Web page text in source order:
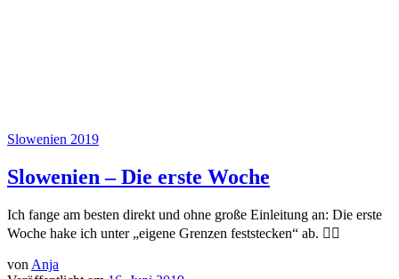
Slowenien 2019
Slowenien – Die erste Woche
Ich fange am besten direkt und ohne große Einleitung an: Die erste
Woche hake ich unter „eigene Grenzen feststecken“ ab. 🤷‍♀️
von Anja